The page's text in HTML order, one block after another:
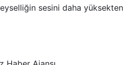
sesini daha yüksekten